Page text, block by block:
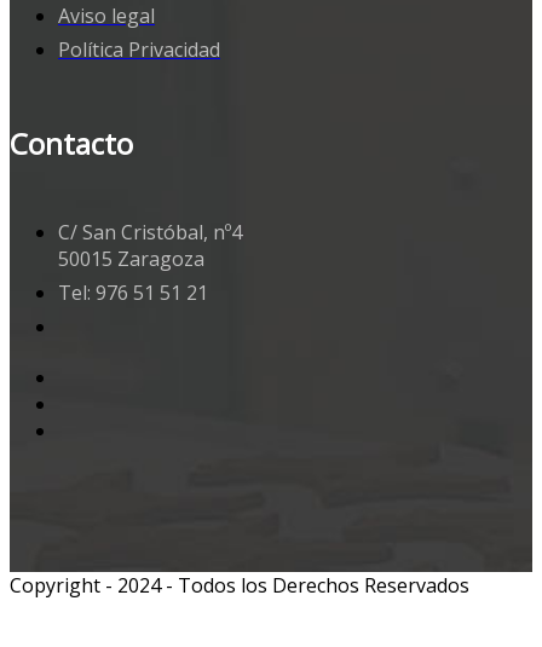
Aviso legal
Política Privacidad
Contacto
C/ San Cristóbal, nº4
50015 Zaragoza
Tel: 976 51 51 21
Copyright - 2024 - Todos los Derechos Reservados